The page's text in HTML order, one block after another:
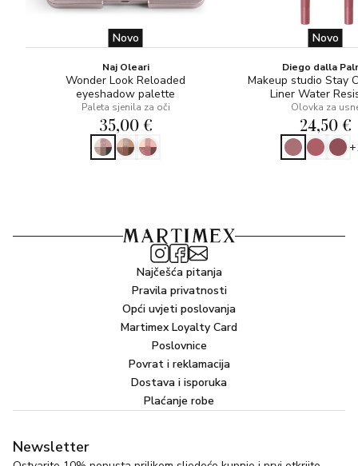
Novo
Naj Oleari
Wonder Look Reloaded
eyeshadow palette
Paleta sjenila za oči
35,00 €
Novo
Diego dalla
Makeup studio Stay
Liner Water
Olovka za
24,50 €
Najčešća pitanja
Pravila privatnosti
Opći uvjeti poslovanja
Martimex Loyalty Card
Poslovnice
Povrat i reklamacija
Dostava i isporuka
Plaćanje robe
Newsletter